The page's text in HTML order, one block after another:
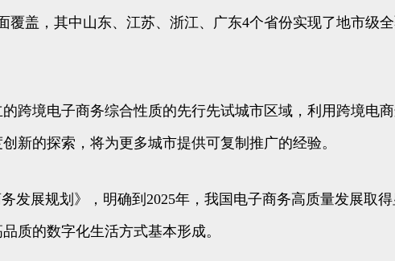
盖，其中山东、江苏、浙江、广东4个省份实现了地市级
跨境电子商务综合性质的先行先试城市区域，利用跨境电
新的探索，将为更多城市提供可复制推广的经验。
发展规划》，明确到2025年，我国电子商务高质量发展取
质的数字化生活方式基本形成。